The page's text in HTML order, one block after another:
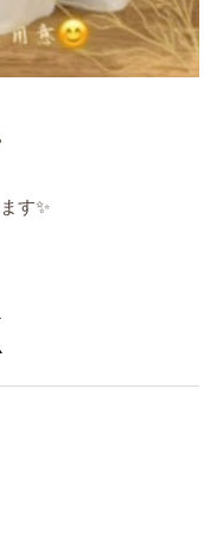
す✨